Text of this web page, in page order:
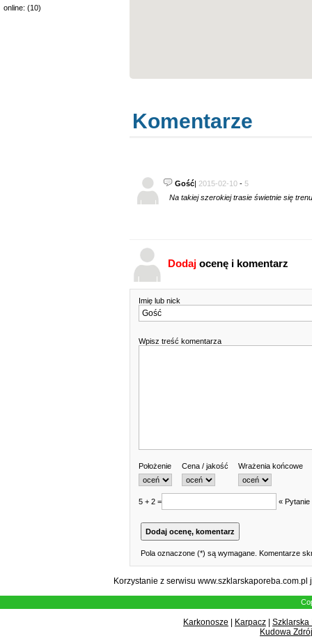
online: (10)
Komentarze
Gość| 2015-02-10 - 5
Na takiej szerokiej trasie świetnie się
Dodaj ocenę i komentarz
Imię lub nick
Wpisz treść komentarza
Położenie Cena / jakość Wrażenia końcowe
5 + 2 = « Pytanie
Pola oznaczone (*) są wymagane. Komentarze
Korzystanie z serwisu
Karkonosze Karpacz
Szklarska
Kudowa